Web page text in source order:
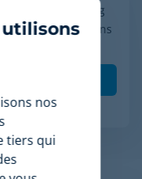
marketing
mes interactions
pour per
utilisons
nos
tiers qui